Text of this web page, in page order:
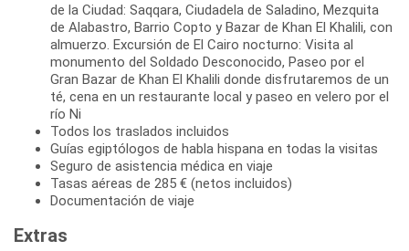
de la Ciudad: Saqqara, Ciudadela de Saladino, Mezquita
de Alabastro, Barrio Copto y Bazar de Khan El Khalili, con
almuerzo. Excursión de El Cairo nocturno: Visita al
monumento del Soldado Desconocido, Paseo por el
Gran Bazar de Khan El Khalili donde disfrutaremos de un
té, cena en un restaurante local y paseo en velero por el
río Ni
Todos los traslados incluidos
Guías egiptólogos de habla hispana en todas la visitas
Seguro de asistencia médica en viaje
Tasas aéreas de 285 € (netos incluidos)
Documentación de viaje
Extras